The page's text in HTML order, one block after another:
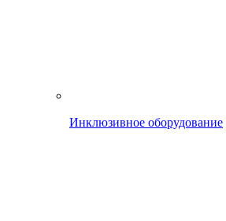
Инклюзивное оборудование